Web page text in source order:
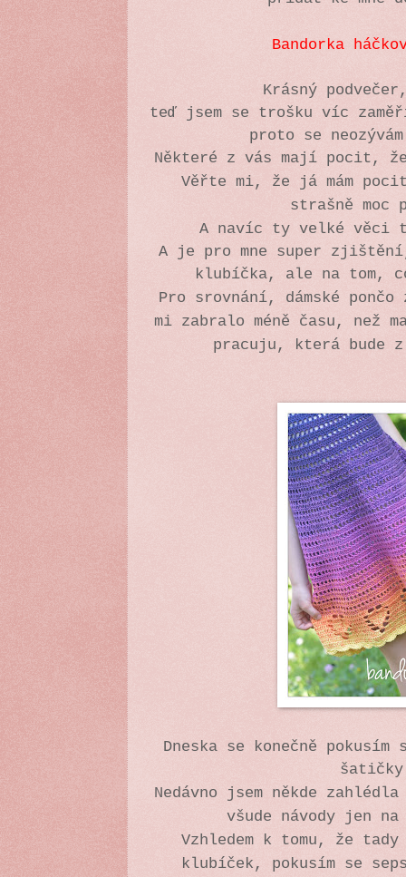
Bandorka
Krásný
teď jsem se trošku víc
proto se
Některé z vás mají pocit,
Věřte mi, že já mám
strašně moc
A navíc ty velké věci
A je pro mne super
klubíčka, ale na tom,
Pro srovnání, dámské
mi zabralo méně času, než
pracuju, která bude
Dneska se konečně
Nedávno jsem někde
všude návody jen
Vzhledem k tomu, že
klubíček, pokusím se